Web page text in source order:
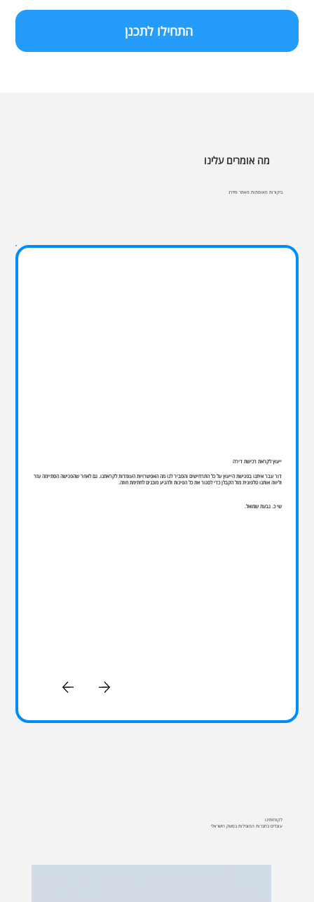
מה אומרים עלינו
ביקורות מאומתות מאתר מידרג
ייעוץ לקראת רכישת דירה
דור עבר איתנו בפגישת הייעוץ על כל התרחישים והסביר לנו מה האפשרויות העומדות לקראתנו. גם לאחר שהפגישה הסתיימה עזר
וליווה אותנו טלפונית מול הקבלן כדי לסגור את כל הפינות ולהגיע מוכנים לחתימת חוזה.
שי כ. גבעת שמואל.
לקוחותינו
עובדים בחברות המובילות במשק הישראלי
התחילו לתכנן